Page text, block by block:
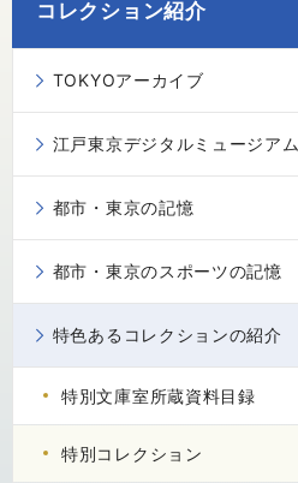
コレクション紹介
TOKYOアーカイブ
江戸東京デジタルミュージアム
都市・東京の記憶
都市・東京のスポーツの記憶
特色あるコレクションの紹介
特別文庫室所蔵資料目録
特別コレクション